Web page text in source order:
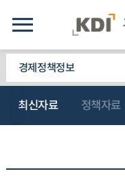
경제정책정보
최신자료 정책자료